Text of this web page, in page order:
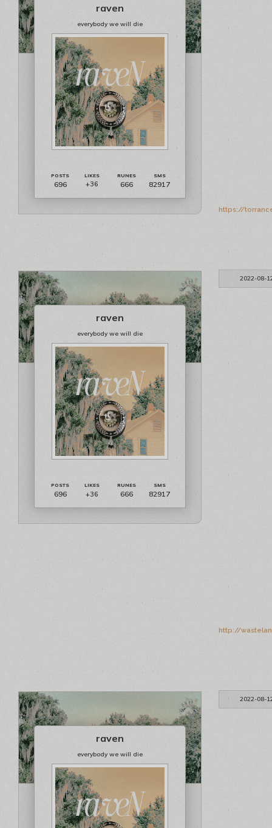
raven
everybody we will die
696 +36 666 82917
https://
2022-08-
raven
everybody we will die
696 +36 666 82917
http://
2022-08-
raven
everybody we will die